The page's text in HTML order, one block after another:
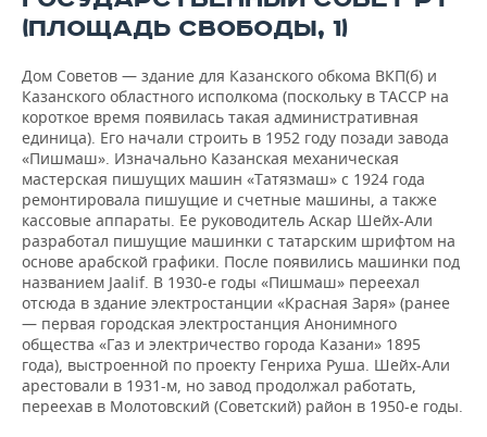
(ПЛОЩАДЬ СВОБОДЫ, 1)
Дом Советов — здание для Казанского обкома ВКП(б) и
Казанского областного исполкома (поскольку в ТАССР на
короткое время появилась такая административная
единица). Его начали строить в 1952 году позади завода
«Пишмаш». Изначально Казанская механическая
мастерская пишущих машин «Татязмаш» с 1924 года
ремонтировала пишущие и счетные машины, а также
кассовые аппараты. Ее руководитель Аскар Шейх-Али
разработал пишущие машинки с татарским шрифтом на
основе арабской графики. После появились машинки под
названием Jaalif. В 1930-е годы «Пишмаш» переехал
отсюда в здание электростанции «Красная Заря» (ранее
— первая городская электростанция Анонимного
общества «Газ и электричество города Казани» 1895
года), выстроенной по проекту Генриха Руша. Шейх-Али
арестовали в 1931-м, но завод продолжал работать,
переехав в Молотовский (Советский) район в 1950-е годы.